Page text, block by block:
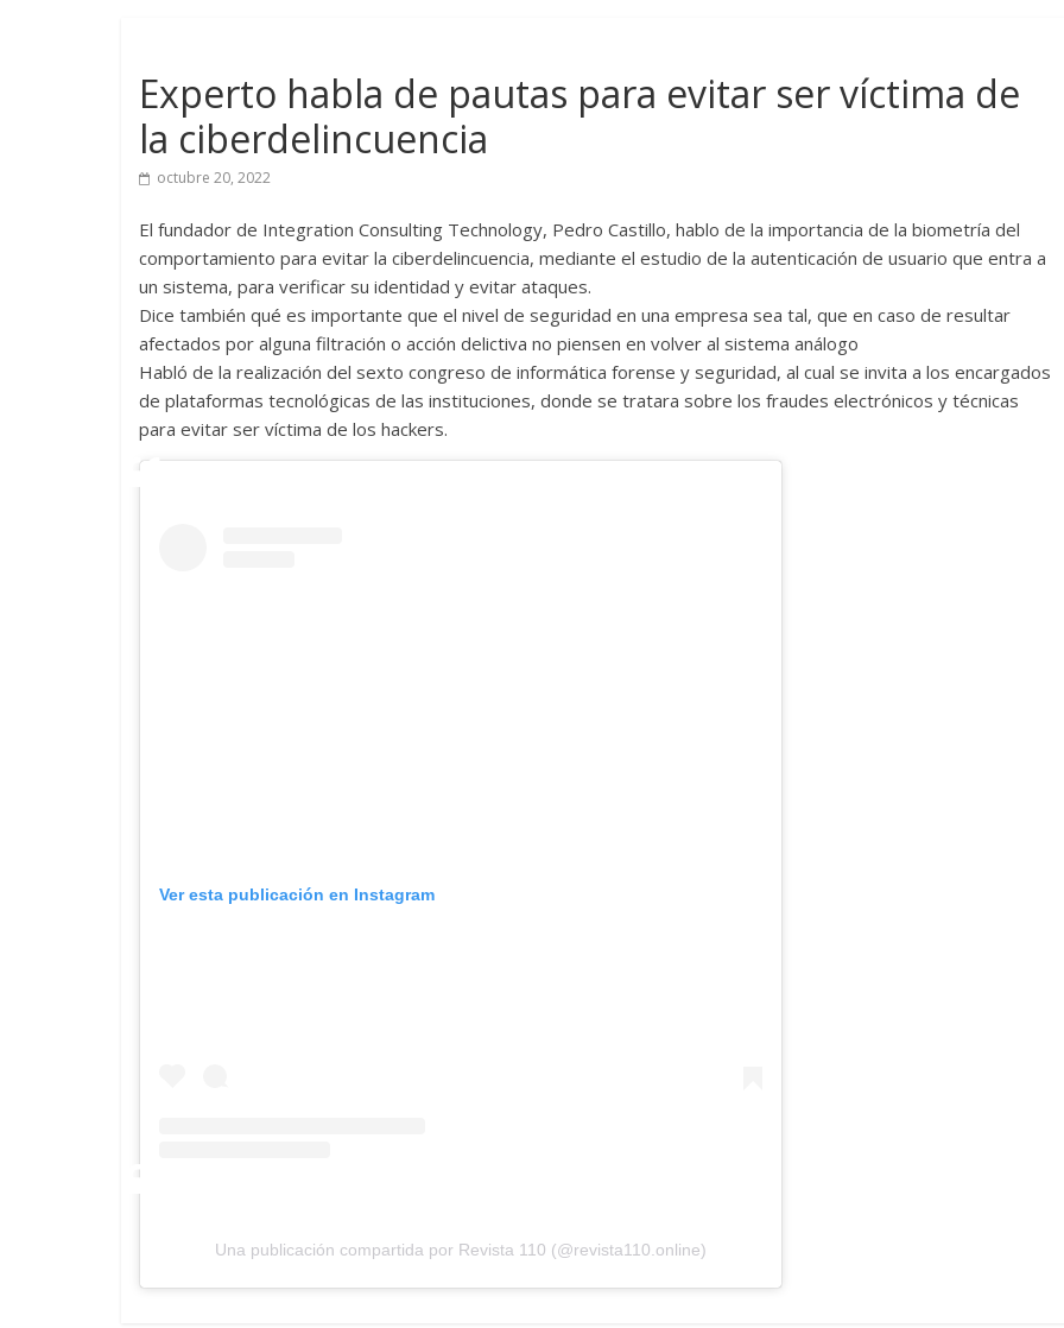
Experto habla de pautas para evitar ser víctima de
la ciberdelincuencia
octubre 20, 2022
El fundador de Integration Consulting Technology, Pedro Castillo, hablo de la importancia de la biometría del
comportamiento para evitar la ciberdelincuencia, mediante el estudio de la autenticación de usuario que entra a
un sistema, para verificar su identidad y evitar ataques.
Dice también qué es importante que el nivel de seguridad en una empresa sea tal, que en caso de resultar
afectados por alguna filtración o acción delictiva no piensen en volver al sistema análogo
Habló de la realización del sexto congreso de informática forense y seguridad, al cual se invita a los encargados
de plataformas tecnológicas de las instituciones, donde se tratara sobre los fraudes electrónicos y técnicas
para evitar ser víctima de los hackers.
Ver esta publicación en Instagram
Una publicación compartida por Revista 110 (@revista110.online)